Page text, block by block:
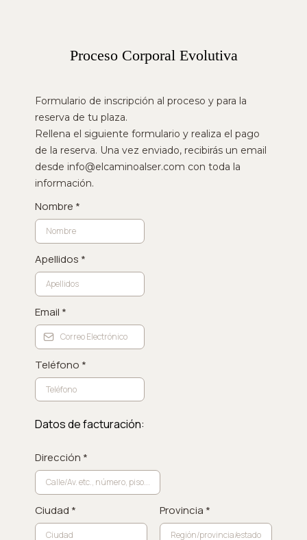
Proceso Corporal Evolutiva
Formulario de inscripción al proceso y para la
reserva de tu plaza.
Rellena el siguiente formulario y realiza el pago
de la reserva. Una vez enviado, recibirás un email
desde info@elcaminoalser.com con toda la
información.
Nombre *
Apellidos *
Email *
Teléfono *
Datos de facturación:
Dirección *
Ciudad * Provincia *